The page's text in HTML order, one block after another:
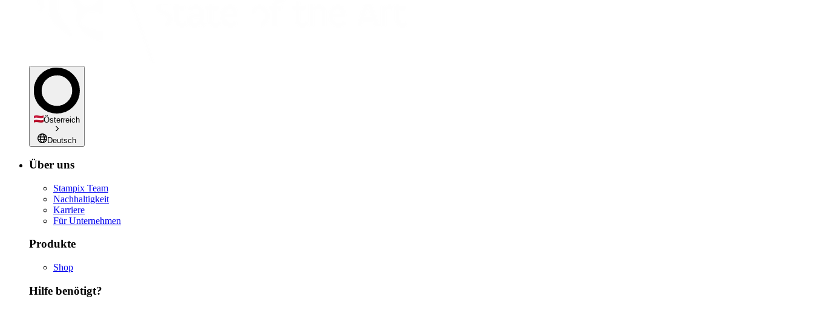
Österreich
Deutsch
Über uns
Stampix Team
Nachhaltigkeit
Karriere
Für Unternehmen
Produkte
Shop
Hilfe benötigt?